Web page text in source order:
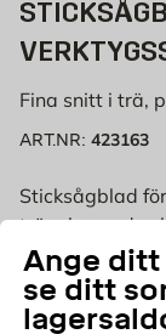
Ange
se ditt
Fina snitt i trä,
ART.NR: 423163
Sticksågblad
trä,plywood
Välj butik